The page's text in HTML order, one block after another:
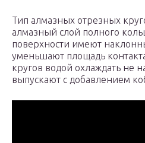
Тип алмазных отрезных
алмазный слой полного
поверхности имеют
уменьшают площадь
кругов водой охлаждать не
выпускают с добавлением